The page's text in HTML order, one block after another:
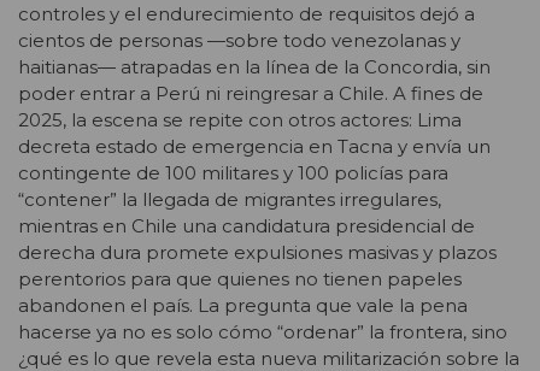
controles y el endurecimiento de requisitos dejó a
cientos de personas —sobre todo venezolanas y
haitianas— atrapadas en la línea de la Concordia, sin
poder entrar a Perú ni reingresar a Chile. A fines de
2025, la escena se repite con otros actores: Lima
decreta estado de emergencia en Tacna y envía un
contingente de 100 militares y 100 policías para
“contener” la llegada de migrantes irregulares,
mientras en Chile una candidatura presidencial de
derecha dura promete expulsiones masivas y plazos
perentorios para que quienes no tienen papeles
abandonen el país. La pregunta que vale la pena
hacerse ya no es solo cómo “ordenar” la frontera, sino
¿qué es lo que revela esta nueva militarización sobre la